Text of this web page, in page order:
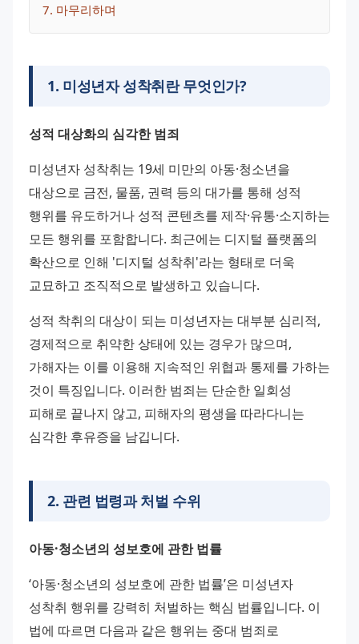
7. 마무리하며
1. 미성년자 성착취란 무엇인가?
성적 대상화의 심각한 범죄
미성년자 성착취는 19세 미만의 아동·청소년을
대상으로 금전, 물품, 권력 등의 대가를 통해 성적
행위를 유도하거나 성적 콘텐츠를 제작·유통·소지하는
모든 행위를 포함합니다. 최근에는 디지털 플랫폼의
확산으로 인해 '디지털 성착취'라는 형태로 더욱
교묘하고 조직적으로 발생하고 있습니다.
성적 착취의 대상이 되는 미성년자는 대부분 심리적,
경제적으로 취약한 상태에 있는 경우가 많으며,
가해자는 이를 이용해 지속적인 위협과 통제를 가하는
것이 특징입니다. 이러한 범죄는 단순한 일회성
피해로 끝나지 않고, 피해자의 평생을 따라다니는
심각한 후유증을 남깁니다.
2. 관련 법령과 처벌 수위
아동·청소년의 성보호에 관한 법률
‘아동·청소년의 성보호에 관한 법률’은 미성년자
성착취 행위를 강력히 처벌하는 핵심 법률입니다. 이
법에 따르면 다음과 같은 행위는 중대 범죄로